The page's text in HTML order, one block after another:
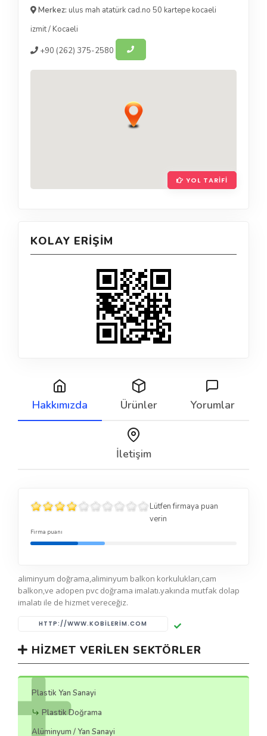
Merkez: ulus mah atatürk cad.no 50 kartepe kocaeli
izmit/ Kocaeli
+90 (262) 375-2580
YOL TARIFI
KOLAY ERIŞIM
Hakkımızda Ürünler Yorumlar
İletişim
Lütfen firmaya puan
verin
Firma puanı
aliminyum doğrama,aliminyum balkon korkulukları,cam
balkon,ve adopen pvc doğrama imalatı.yakında mutfak dolap
imalatı ile de hizmet vereceğiz.
HTTP://WWW.KOBILERIM.COM
HIZMET VERILEN SEKTÖRLER
Plastik Yan Sanayi
Plastik Doğrama
Alüminyum / Yan Sanayi